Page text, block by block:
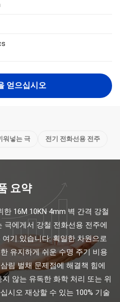
얻으십시오
워넣는 극 전기 전화선용 전주
요약
16M 10KN 4mm 벽 간격 강철
극에게서 강철 전화선용 전주에
기 있습니다: 획일한 차원으로
유지하게 쉬운 수명 주기 비용
림 벌채 문제점에 해결책 힘에
않는 유독한 화학 처리 또는 위
시오 재상할 수 있는 100% 기술